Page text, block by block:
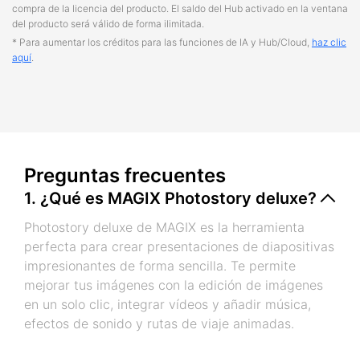
compra de la licencia del producto. El saldo del Hub activado en la ventana
del producto será válido de forma ilimitada.
* Para aumentar los créditos para las funciones de IA y Hub/Cloud, haz clic
aquí
Preguntas frecuentes
1. ¿Qué es MAGIX Photostory deluxe?
Photostory deluxe de MAGIX es la herramienta
perfecta para crear presentaciones de diapositivas
impresionantes de forma sencilla. Te permite
mejorar tus imágenes con la edición de imágenes
en un solo clic, integrar vídeos y añadir música,
efectos de sonido y rutas de viaje animadas.